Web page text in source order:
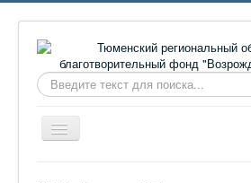
Искать...
Включить/
выключить